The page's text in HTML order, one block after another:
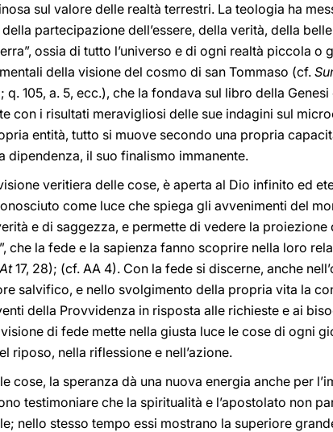
sul valore delle realtà terrestri. La teologia ha
partecipazione dell’essere, della verità, della
ossia di tutto l’universo e di ogni realtà piccola o
della visione del cosmo di san Tommaso (cf.
q. 105, a. 5, ecc.), che la fondava sul libro della
con i risultati meravigliosi delle sue indagini sul
entità, tutto si muove secondo una propria
dipendenza, il suo finalismo immanente.
veritiera delle cose, è aperta al Dio infinito ed
come luce che spiega gli avvenimenti del
e di saggezza, e permette di vedere la proiezione
che la fede e la sapienza fanno scoprire nella loro
At17, 28); (cf. AA 4). Con la fede si discerne, anche
salvifico, e nello svolgimento della propria vita la
della Provvidenza in risposta alle richieste e ai
di fede mette nella giusta luce le cose di ogni
riposo, nella riflessione e nell’azione.
cose, la speranza dà una nuova energia anche per
testimoniare che la spiritualità e l’apostolato non
nello stesso tempo essi mostrano la superiore